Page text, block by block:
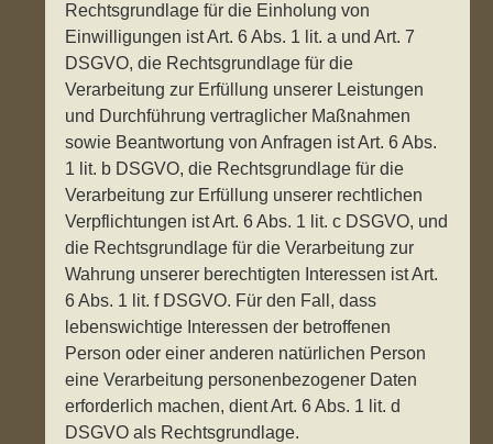
Rechtsgrundlage für die Einholung von
Einwilligungen ist Art. 6 Abs. 1 lit. a und Art. 7
DSGVO, die Rechtsgrundlage für die
Verarbeitung zur Erfüllung unserer Leistungen
und Durchführung vertraglicher Maßnahmen
sowie Beantwortung von Anfragen ist Art. 6 Abs.
1 lit. b DSGVO, die Rechtsgrundlage für die
Verarbeitung zur Erfüllung unserer rechtlichen
Verpflichtungen ist Art. 6 Abs. 1 lit. c DSGVO, und
die Rechtsgrundlage für die Verarbeitung zur
Wahrung unserer berechtigten Interessen ist Art.
6 Abs. 1 lit. f DSGVO. Für den Fall, dass
lebenswichtige Interessen der betroffenen
Person oder einer anderen natürlichen Person
eine Verarbeitung personenbezogener Daten
erforderlich machen, dient Art. 6 Abs. 1 lit. d
DSGVO als Rechtsgrundlage.